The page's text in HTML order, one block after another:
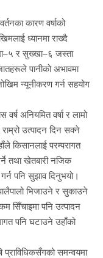
कारण वर्षाको
ध्यानमा राख्दै
र सुख्खा–६ जस्ता
पानीको अभावमा
न्यूनीकरण गर्न सहयोग
अनियमित वर्षा र लामो
उत्पादन दिन सक्ने
किसानलाई परम्परागत
तथा खेतबारी नजिक
पनि सुझाव दिनुभयो।
भिजाउने र सुकाउने
सिँचाइमा पनि उत्पादन
पनि घटाउने उहाँको
समन्वयमा